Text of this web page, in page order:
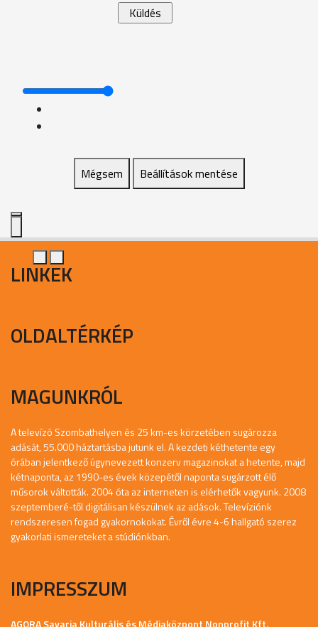
Mégsem Beállítások mentése
LINKEK
OLDALTÉRKÉP
MAGUNKRÓL
A televízó Szombathelyen és 25 km-es körzetében sugározza
adását, 55.000 háztartásba jutunk el. A kezdeti kéthetente egy
órában jelentkező úgynevezett konzerv magazinokat a hetente, majd
kétnaponta, az 1990-es évek közepétől naponta sugárzott élő
műsorok váltották. 2004 óta az interneten is elérhetők vagyunk. 2008
szeptemberé-től digitálisan készülnek az adások. Televíziónk
rendszeresen fogad gyakornokokat. Évről évre 4-6 hallgató szerez
gyakorlati ismereteket a stúdiónkban.
IMPRESSZUM
AGORA Savaria Kulturális és Médiaközpont Nonprofit Kft.